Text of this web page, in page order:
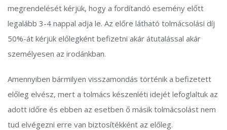
megrendelését kérjük, hogy a fordítandó esemény előtt
legalább 3-4 nappal adja le. Az előre látható tolmácsolási díj
50%-át kérjük előlegként befizetni akár átutalással akár
személyesen az irodánkban.
Amennyiben bármilyen visszamondás történik a befizetett
előleg elvész, mert a tolmács készenléti idejét lefoglaltuk az
adott időre és ebben az esetben ő másik tolmácsolást nem
tud elvégezni erre van biztosítékként az előleg.